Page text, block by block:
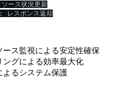
ース状況更新
ース監視による安定性確保
グによる効率最大化
るシステム保護